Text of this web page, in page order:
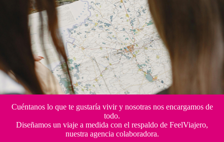
Tú solo imagínalo… nosotras lo
preparamos todo.
Cuéntanos lo que te gustaría vivir y nosotras nos encargamos de
todo.
Diseñamos un viaje a medida con el respaldo de FeelViajero,
nuestra agencia colaboradora.